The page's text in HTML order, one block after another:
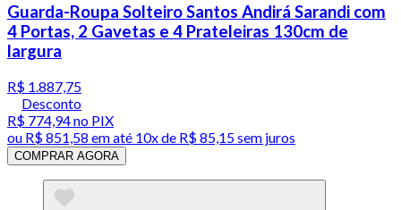
Guarda-Roupa Solteiro Santos Andirá Sarandi com
4 Portas, 2 Gavetas e 4 Prateleiras 130cm de
largura
R$ 1.887,75
Desconto
R$ 774,94no PIX
ou R$ 851,58 em até 10x de R$ 85,15 sem juros
COMPRAR AGORA